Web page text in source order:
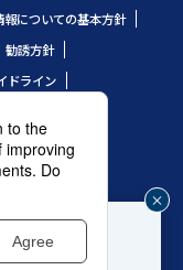
®
報についての基本方針
勧誘方針
ドライン